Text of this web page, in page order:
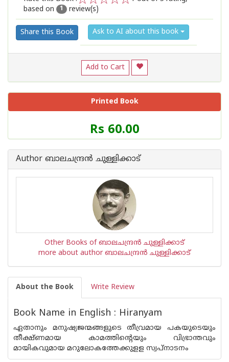
2
1
based on
1 review(s)
Share this Book Ask to AI about this book
Add to Cart
Printed Book
Price
of
Book
Rs 60.00
Author ബാലചന്ദ്രന്‍ ചുള്ളിക്കാട്
Other Books of ബാലചന്ദ്രന്‍ ചുള്ളിക്കാട്
more about author ബാലചന്ദ്രന്‍ ചുള്ളിക്കാട്
About the Book Write Review
Book Name in English : Hiranyam
ഏതാനും മനുഷ്യജന്മങ്ങളുടെ തീവ്രമായ പകയുടെയും
തീക്ഷ്ണമായ കാമത്തിന്റെയും വിഭ്രാന്തവും
മായികവുമായ മറുലോകത്തേക്കുളള സ്വപ്നാടനം